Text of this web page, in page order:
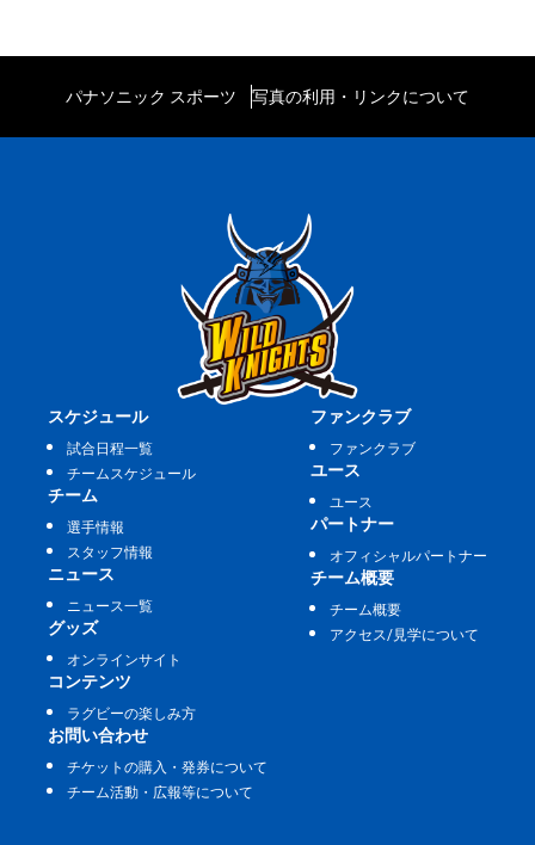
パナソニック スポーツ 写真の利用・リンクについて
スケジュール
試合日程一覧
チームスケジュール
チーム
選手情報
スタッフ情報
ニュース
ニュース一覧
グッズ
オンラインサイト
ファンクラブ
ファンクラブ
ユース
ユース
パートナー
オフィシャルパートナー
チーム概要
チーム概要
アクセス/見学について
コンテンツ
ラグビーの楽しみ方
お問い合わせ
チケットの購入・発券について
チーム活動・広報等について